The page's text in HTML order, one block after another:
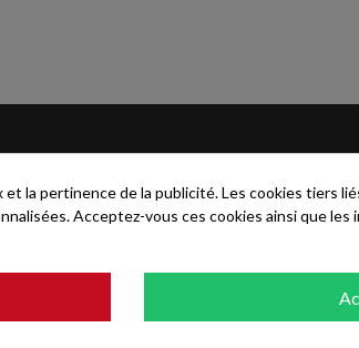
A propos
Données Personnelles
la pertinence de la publicité. Les cookies tiers
Acceptez-vous ces cookies ainsi que les